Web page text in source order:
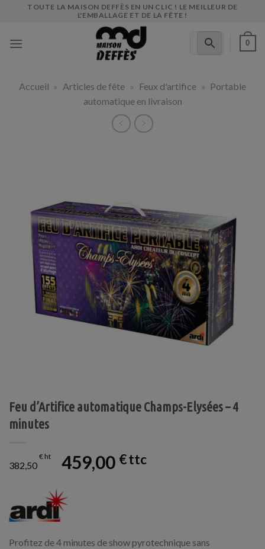
TOUTE LA MAISON DEFFÈS EN UN CLIC ! LE MEILLEUR DE
L'EMBALLAGE ET DE LA FÊTE !
0
Accueil » Articles de fête » Feux d'artifice » Portable
automatique en livraison
Feu d’Artifice automatique Champs-Elysées – 4
minutes
382,50
€ 459,00 €
Profitez de 4 minutes de show pyrotechnique sans